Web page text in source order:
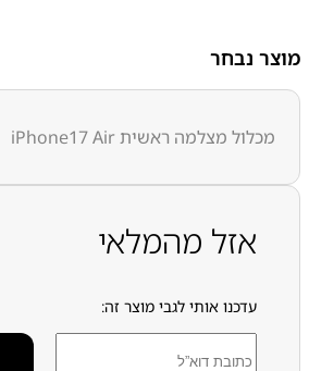
₪0.00
מק״ט:6300000024
קטגוריות:
עפ"י דגמי מכשירים
מוצר נבחר
מכלול מצלמה ראשית iPhone17 Air
אזל מהמלאי
עדכנו אותי לגבי מוצר זה: